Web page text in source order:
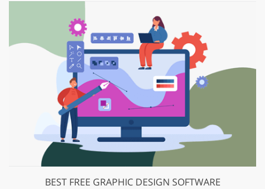
BEST FREE GRAPHIC DESIGN SOFTWARE